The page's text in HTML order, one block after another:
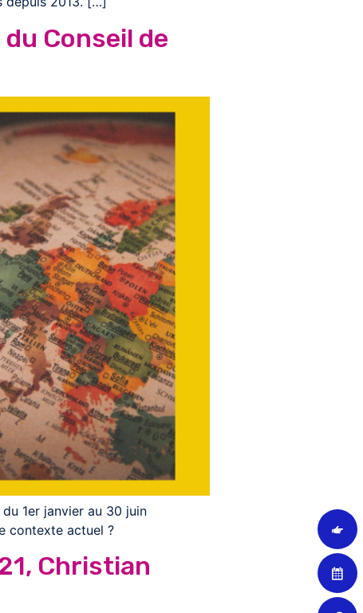
Conseil de
1er janvier au 30 juin
contexte actuel ?
Christian